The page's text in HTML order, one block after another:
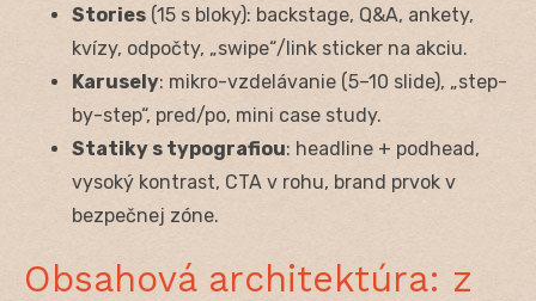
Stories (15 s bloky): backstage, Q&A, ankety,
kvízy, odpočty, „swipe“/link sticker na akciu.
Karusely: mikro-vzdelávanie (5–10 slide), „step-
by-step“, pred/po, mini case study.
Statiky s typografiou: headline + podhead,
vysoký kontrast, CTA v rohu, brand prvok v
bezpečnej zóne.
Obsahová architektúra: z